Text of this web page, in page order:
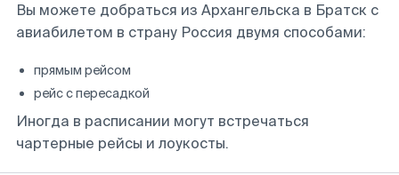
Вы можете добраться из Архангельска в Братск с
авиабилетом в страну Россия двумя способами:
прямым рейсом
рейс с пересадкой
Иногда в расписании могут встречаться
чартерные рейсы и лоукосты.